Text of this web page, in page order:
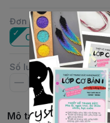
Đơn vị:
Cái
Số lượng
Mô tả chi tiết